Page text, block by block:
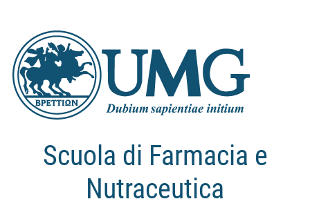
Scuola di Farmacia e
Nutraceutica